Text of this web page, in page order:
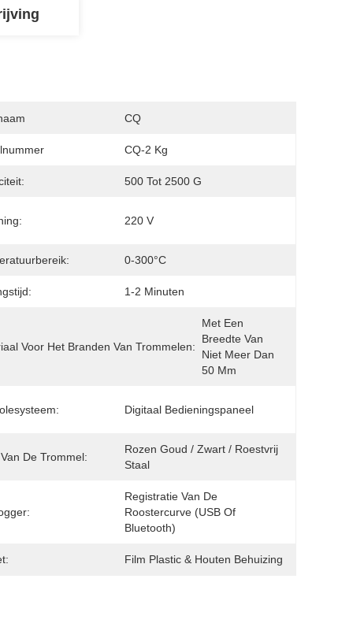
CQ
CQ-2 Kg
500 Tot 2500 G
220 V
0-300°C
1-2 Minuten
Voor Het Branden Van Trommelen:
Met Een
Breedte Van
Niet Meer Dan
50 Mm
Digitaal Bedieningspaneel
De Trommel:
Rozen Goud / Zwart / Roestvrij
Staal
Registratie Van De
Roostercurve (USB Of
Bluetooth)
Film Plastic & Houten Behuizing